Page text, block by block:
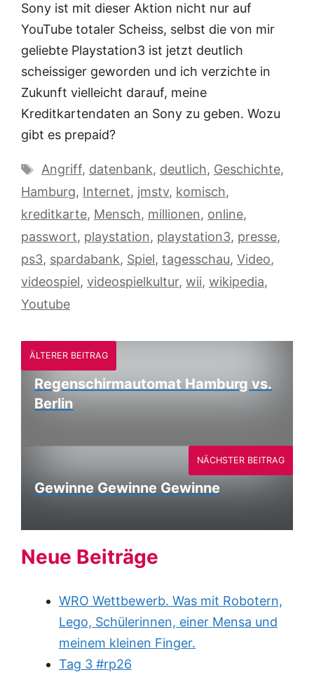
Sony ist mit dieser Aktion nicht nur auf
YouTube totaler Scheiss, selbst die von mir
geliebte Playstation3 ist jetzt deutlich
scheissiger geworden und ich verzichte in
Zukunft vielleicht darauf, meine
Kreditkartendaten an Sony zu geben. Wozu
gibt es prepaid?
Schlagwörter
Angriff, datenbank, deutlich, Geschichte,
Hamburg, Internet, jmstv, komisch,
kreditkarte, Mensch, millionen, online,
passwort, playstation, playstation3, presse,
ps3, spardabank, Spiel, tagesschau, Video,
videospiel, videospielkultur, wii, wikipedia,
Youtube
ÄLTERER BEITRAG
Regenschirmautomat Hamburg vs.
Berlin
Gewinne Gewinne Gewinne
NÄCHSTER BEITRAG
Neue Beiträge
WRO Wettbewerb. Was mit Robotern,
Lego, Schülerinnen, einer Mensa und
meinem kleinen Finger.
Tag 3 #rp26